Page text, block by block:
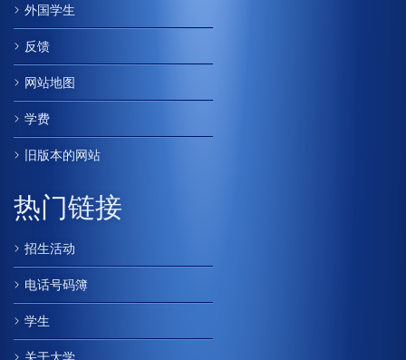
外国学生
反馈
网站地图
学费
旧版本的网站
热门链接
招生活动
电话号码簿
学生